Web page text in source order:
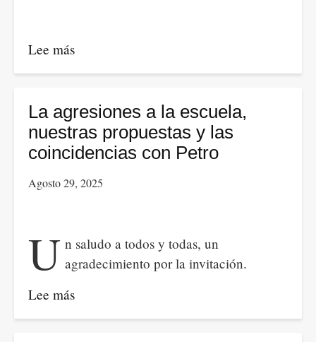
Lee más
Dos
del
libro La
casa
de
La agresiones a la escuela,
nuestras propuestas y las
coincidencias con Petro
Agosto 29, 2025
U n saludo a todos y todas, un
agradecimiento por la invitación.
Lee más
La